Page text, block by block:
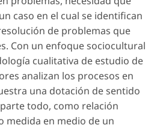
caso en el cual se identifican
de problemas que
Con un enfoque sociocultural
cualitativa de estudio de
analizan los procesos en
una dotación de sentido
todo, como relación
medida en medio de un